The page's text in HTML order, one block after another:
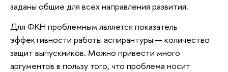
заданы общие для всех направления развития.
Для ФКН проблемным является показатель
эффективности работы аспирантуры — количество
защит выпускников. Можно привести много
аргументов в пользу того, что проблема носит